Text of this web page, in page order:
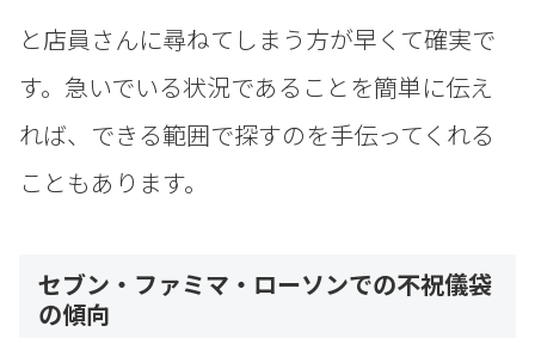
と店員さんに尋ねてしまう方が早くて確実で
す。急いでいる状況であることを簡単に伝え
れば、できる範囲で探すのを手伝ってくれる
こともあります。
セブン・ファミマ・ローソンでの不祝儀袋
の傾向